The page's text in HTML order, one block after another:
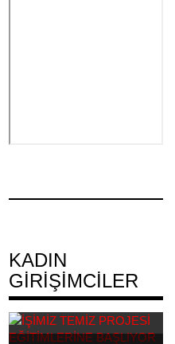
KADIN
GIRIŞIMCILER